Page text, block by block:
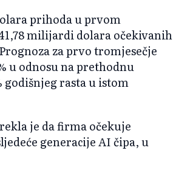
prihoda u prvom
milijardi dolara očekivanih
za prvo tromjesečje
u odnosu na prethodnu
godišnjeg rasta u istom
je da firma očekuje
generacije AI čipa, u